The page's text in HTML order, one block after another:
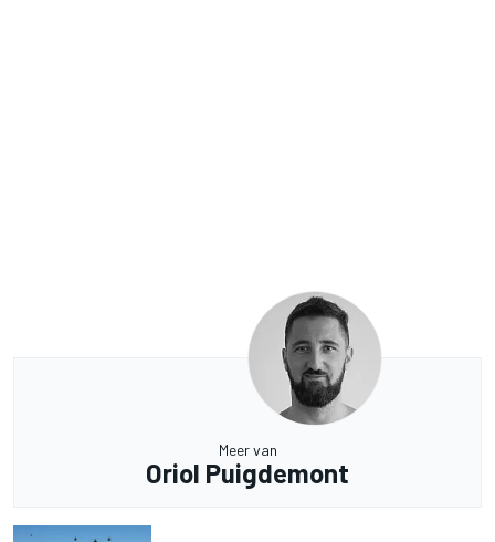
Meer van
Oriol Puigdemont